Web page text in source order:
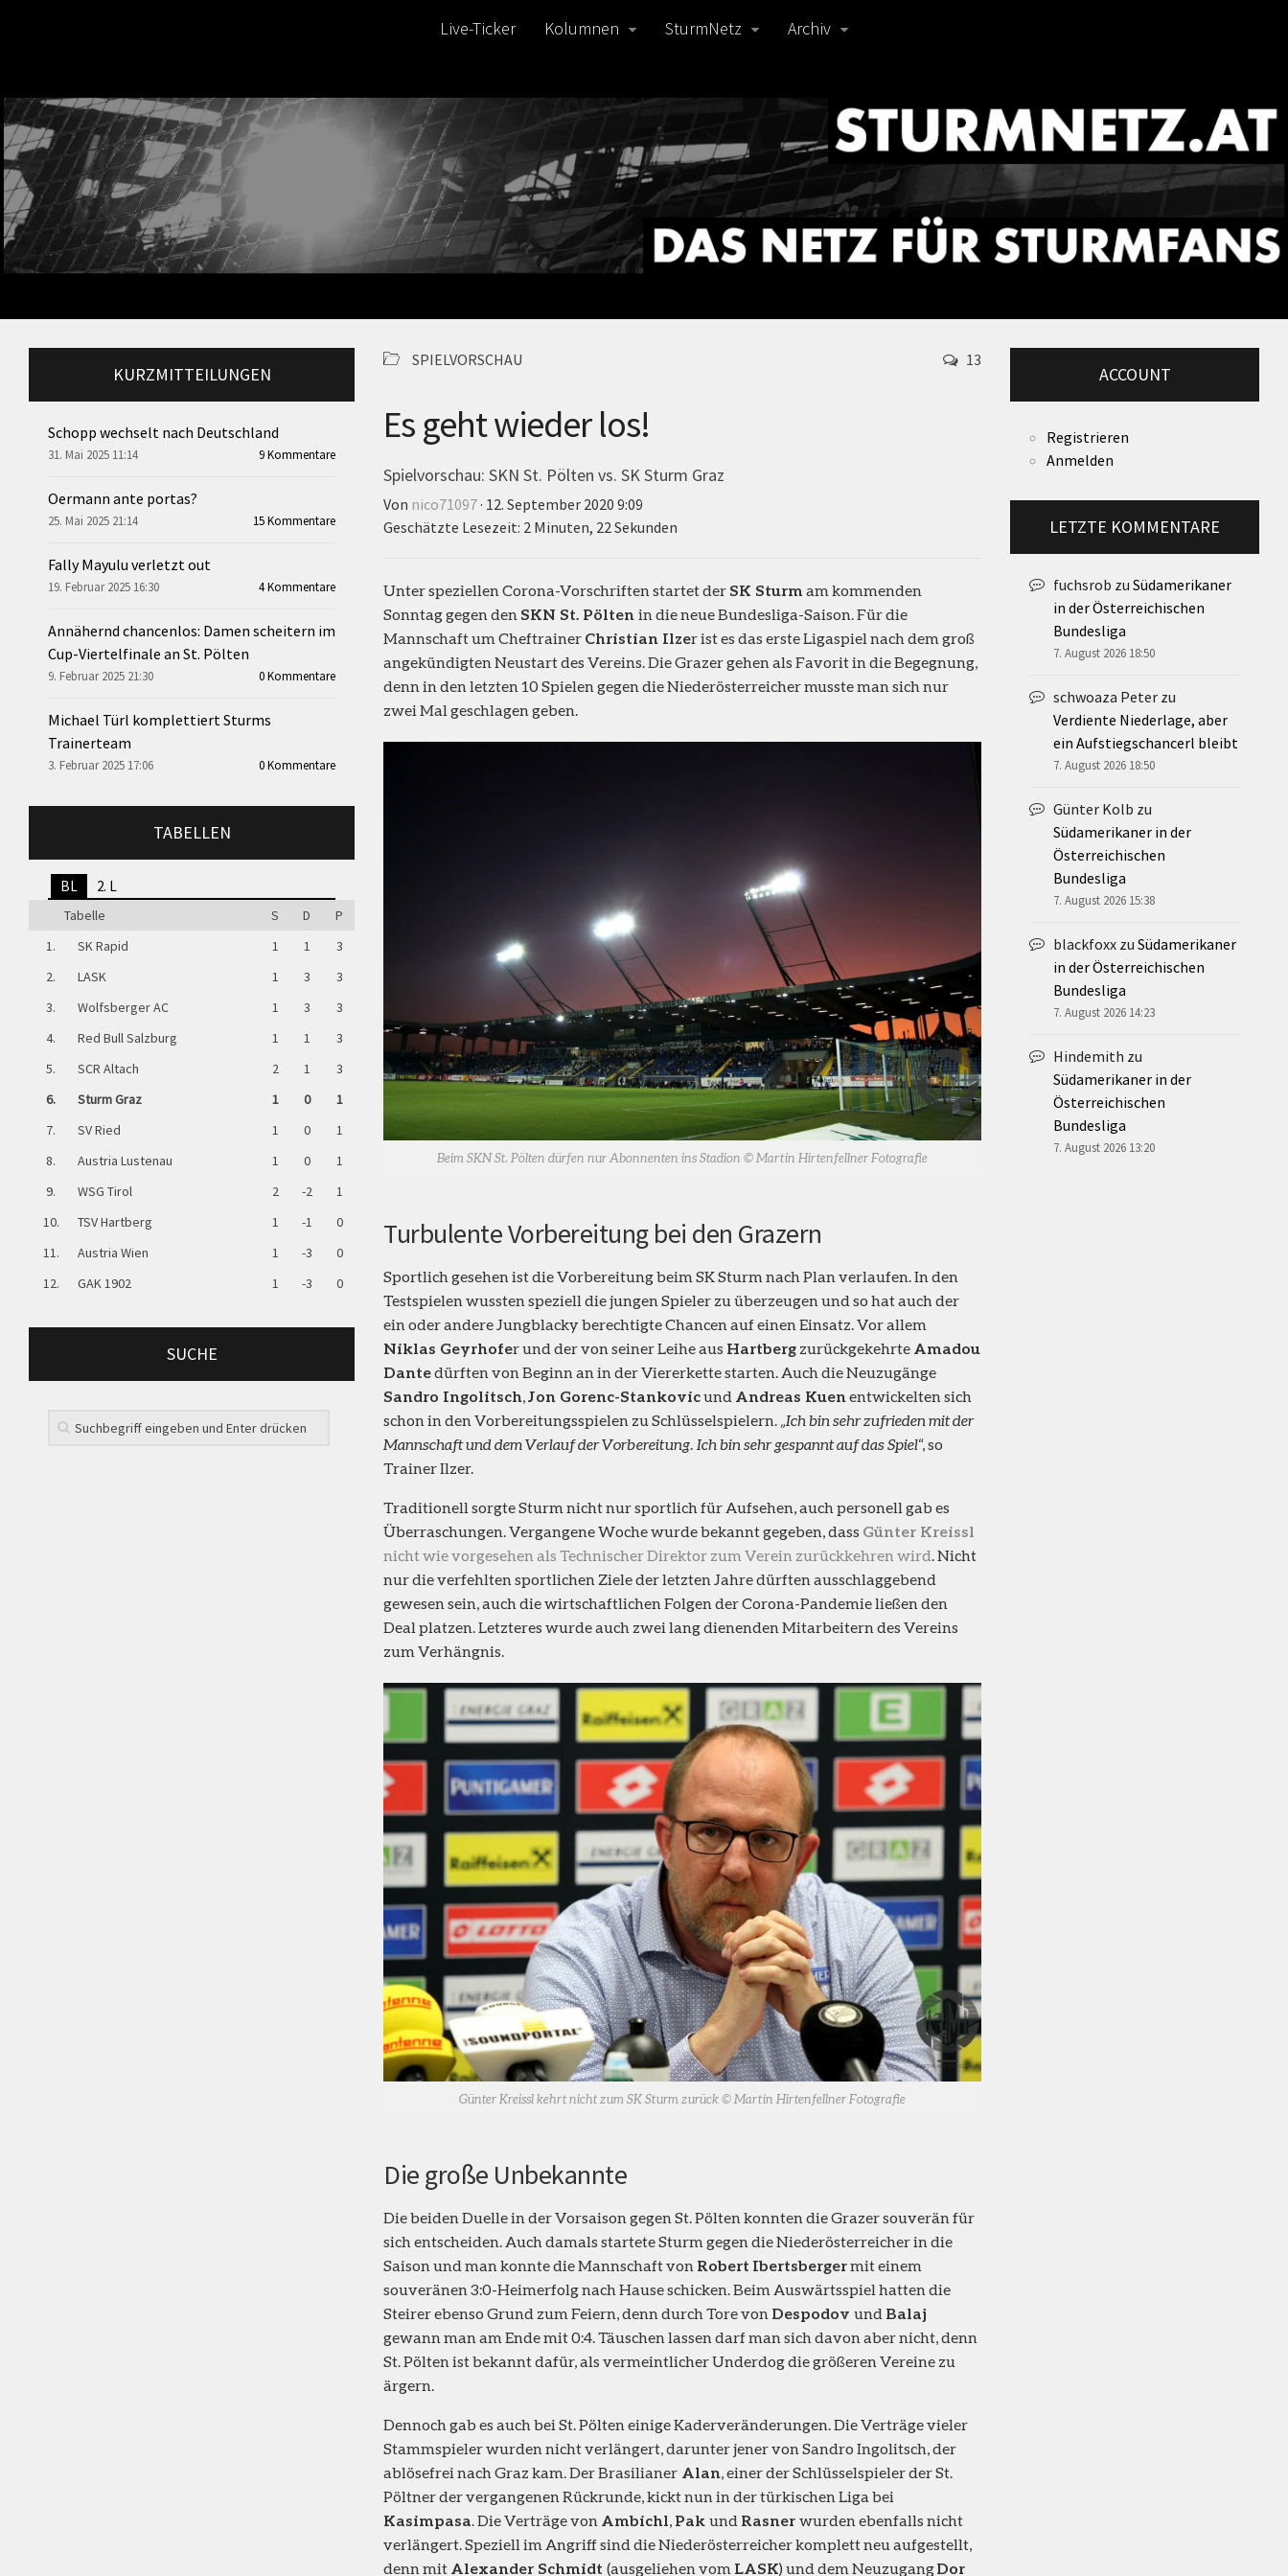
Live-Ticker Kolumnen SturmNetz Archiv
SPIELVORSCHAU 13
Es geht wieder los!
Spielvorschau: SKN St. Pölten vs. SK Sturm Graz
Von nico71097· 12. September 2020 9:09
Geschätzte Lesezeit: 2 Minuten, 22 Sekunden
Unter speziellen Corona-Vorschriften startet der SK Sturm am kommenden
Sonntag gegen den SKN St. Pölten in die neue Bundesliga-Saison. Für die
Mannschaft um Cheftrainer Christian Ilzer ist es das erste Ligaspiel nach dem groß
angekündigten Neustart des Vereins. Die Grazer gehen als Favorit in die Begegnung,
denn in den letzten 10 Spielen gegen die Niederösterreicher musste man sich nur
zwei Mal geschlagen geben.
Beim SKN St. Pölten dürfen nur Abonnenten ins Stadion © Martin Hirtenfellner Fotografie
Turbulente Vorbereitung bei den Grazern
Sportlich gesehen ist die Vorbereitung beim SK Sturm nach Plan verlaufen. In den
Testspielen wussten speziell die jungen Spieler zu überzeugen und so hat auch der
ein oder andere Jungblacky berechtigte Chancen auf einen Einsatz. Vor allem
Niklas Geyrhofer und der von seiner Leihe aus Hartberg zurückgekehrte Amadou
Dantedürften von Beginn an in der Viererkette starten. Auch die Neuzugänge
Sandro Ingolitsch Jon Gorenc-Stankovicund Andreas Kuen entwickelten sich
schon in den Vorbereitungsspielen zu Schlüsselspielern.
„Ich bin sehr zufrieden mit der
Mannschaft und dem Verlauf der Vorbereitung. Ich bin sehr gespannt auf das Spiel“, so
Trainer Ilzer.
Traditionell sorgte Sturm nicht nur sportlich für Aufsehen, auch personell gab es
Überraschungen. Vergangene Woche wurde bekannt gegeben, dass Günter Kreissl
nicht wie vorgesehen als Technischer Direktor zum Verein zurückkehren wird . Nicht
nur die verfehlten sportlichen Ziele der letzten Jahre dürften ausschlaggebend
gewesen sein, auch die wirtschaftlichen Folgen der Corona-Pandemie ließen den
Deal platzen. Letzteres wurde auch zwei lang dienenden Mitarbeitern des Vereins
zum Verhängnis.
Günter Kreissl kehrt nicht zum SK Sturm zurück © Martin Hirtenfellner Fotografie
Die große Unbekannte
Die beiden Duelle in der Vorsaison gegen St. Pölten konnten die Grazer souverän für
sich entscheiden. Auch damals startete Sturm gegen die Niederösterreicher in die
Saison und man konnte die Mannschaft von Robert Ibertsbergermit einem
souveränen 3:0-Heimerfolg nach Hause schicken. Beim Auswärtsspiel hatten die
Steirer ebenso Grund zum Feiern, denn durch Tore von Despodov und Balaj
gewann man am Ende mit 0:4. Täuschen lassen darf man sich davon aber nicht, denn
St. Pölten ist bekannt dafür, als vermeintlicher Underdog die größeren Vereine zu
ärgern.
Dennoch gab es auch bei St. Pölten einige Kaderveränderungen. Die Verträge vieler
Stammspieler wurden nicht verlängert, darunter jener von Sandro Ingolitsch, der
ablösefrei nach Graz kam. Der Brasilianer Alan, einer der Schlüsselspieler der St.
Pöltner der vergangenen Rückrunde, kickt nun in der türkischen Liga bei
Kasimpasa. Die Verträge von Ambichl, Pak und Rasner wurden ebenfalls nicht
verlängert. Speziell im Angriff sind die Niederösterreicher komplett neu aufgestellt,
denn mit Alexander Schmidt (ausgeliehen vom LASK) und dem NeuzugangDor
KURZMITTEILUNGEN
Schopp wechselt nach Deutschland
31. Mai 2025 11:14 9 Kommentare
Oermann ante portas?
25. Mai 2025 21:14 15 Kommentare
Fally Mayulu verletzt out
19. Februar 2025 16:30 4 Kommentare
Annähernd chancenlos: Damen scheitern im
Cup-Viertelfinale an St. Pölten
9. Februar 2025 21:30 0 Kommentare
Michael Türl komplettiert Sturms
Trainerteam
3. Februar 2025 17:06 0 Kommentare
TABELLEN
BL 2. L
Tabelle S D
P
1.
SK Rapid 1 1
3
2.
LASK 1 3
3
3.
Wolfsberger AC 1 3
3
4.
Red Bull Salzburg 1 1
3
5.
SCR Altach 2 1
3
6.
Sturm Graz 1 0
1
7.
SV Ried 1 0
1
8.
Austria Lustenau 1 0
1
9.
WSG Tirol 2 -2
1
10.
TSV Hartberg 1 -1
0
11.
Austria Wien 1 -3
0
12.
GAK 1902 1 -3 0
SUCHE
ACCOUNT
Registrieren
Anmelden
LETZTE KOMMENTARE
fuchsrob zu Südamerikaner
in der Österreichischen
Bundesliga
7. August 2026 18:50
schwoaza Peter zu
Verdiente Niederlage, aber
ein Aufstiegschancerl bleibt
7. August 2026 18:50
Günter Kolb zu
Südamerikaner in der
Österreichischen
Bundesliga
7. August 2026 15:38
blackfoxx zu Südamerikaner
in der Österreichischen
Bundesliga
7. August 2026 14:23
Hindemith zu
Südamerikaner in der
Österreichischen
Bundesliga
7. August 2026 13:20